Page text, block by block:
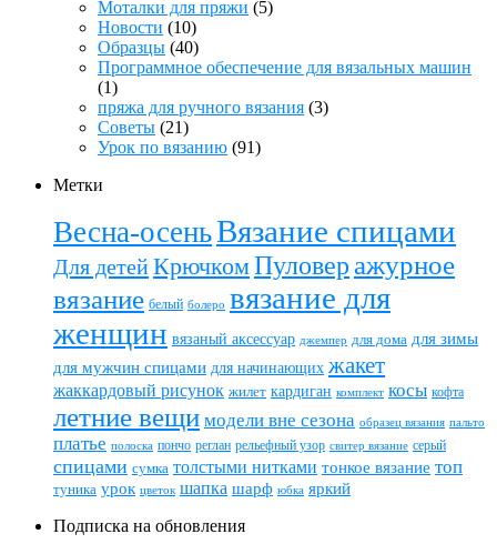
Моталки для пряжи (5)
Новости (10)
Образцы (40)
Программное обеспечение для вязальных машин
(1)
пряжа для ручного вязания (3)
Советы (21)
Урок по вязанию (91)
Метки
Весна-осеньВязание спицами
Для детейКрючкомПуловер ажурное
вязание белый болеро вязание для
женщин вязаный аксессуар джемпер для дома для зимы
для мужчин спицами для начинающих жакет
жаккардовый рисунок жилет кардиган комплект косы кофта
летние вещи модели вне сезона образец вязания пальто
платье полоска пончо реглан рельефный узор свитер вязание серый
спицами сумка толстыми нитками тонкое вязание топ
туника урок цветок шапка шарф юбка яркий
Подписка на обновления